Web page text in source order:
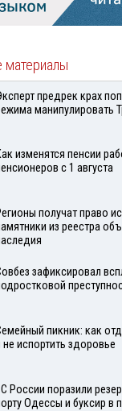
предрек крах
манипулировать
изменятся пенсии
с 1 августа
получат право
из реестра
зафиксировал
пикник: как
не испортить здоровье
России поразили
Одессы и буксир в